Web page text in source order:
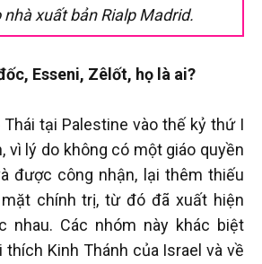
nhà xuất bản Rialp Madrid.
Esseni, Zêlốt, họ là ai?
tại Palestine vào thế kỷ thứ I
vì lý do không có một giáo quyền
được công nhận, lại thêm thiếu
chính trị, từ đó đã xuất hiện
nhau. Các nhóm này khác biệt
thích Kinh Thánh của Israel và về